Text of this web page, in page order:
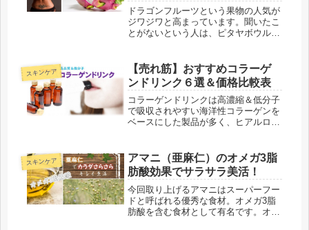
ドラゴンフルーツという果物の人気が
ジワジワと高まっています。聞いたこ
とがないという人は、ピタヤボウルと
るのがドラゴンフルーツです。勇まし
い名前ですが、実はミネラルや食物繊
維...
スキンケア
【売れ筋】おすすめコラーゲ
ンドリンク６選＆価格比較表
コラーゲンドリンクは高濃縮＆低分子
で吸収されやすい海洋性コラーゲンを
ベースにした製品が多く、ヒアルロン
タルで摂取できる万能な美容ドリンク
と言えます。この記事では、インター
ネ...
スキンケア
アマニ（亜麻仁）のオメガ3脂
肪酸効果でサラサラ美活！
今回取り上げるアマニはスーパーフー
ドと呼ばれる優秀な食材。オメガ3脂
肪酸を含む食材として有名です。オメ